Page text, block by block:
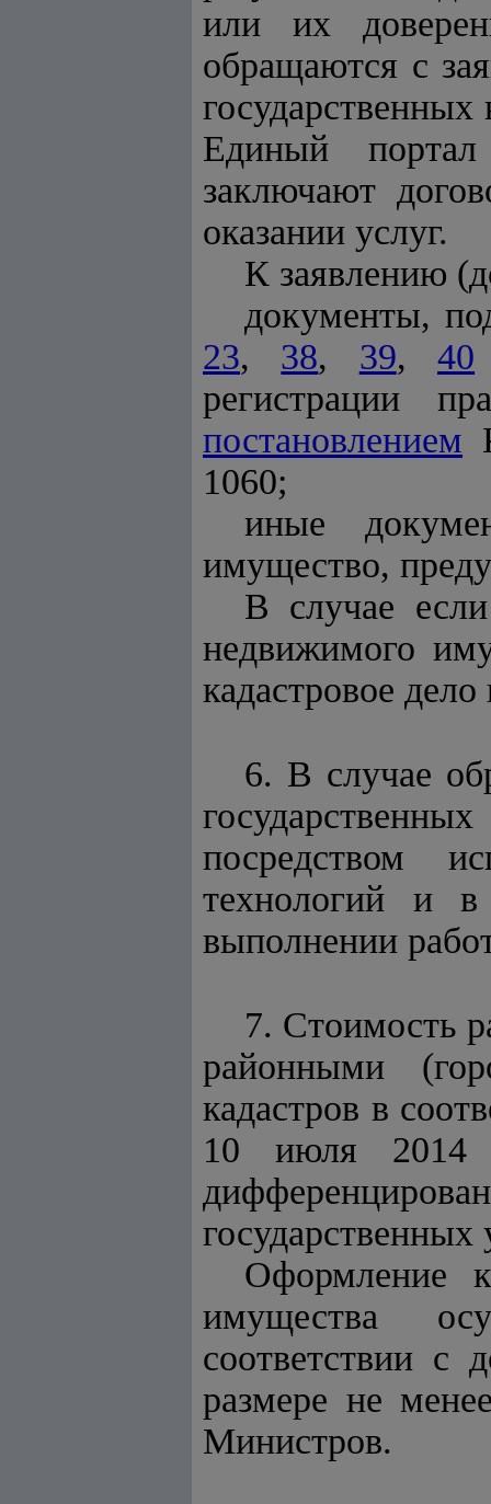
или их
обращаются с
государственных
Единый портал
заключают
оказании услуг.
К заявлению
документы,
23, 38, 39,40
регистрации
постановлением
1060;
иные
имущество,
В случае
недвижимого
кадастровое дело
6. В случае
посредством
технологий и
выполнении
7. Стоимость
районными
кадастров в
10 июля 2014
государственных
Оформление
имущества
соответствии с
размере не
Министров.